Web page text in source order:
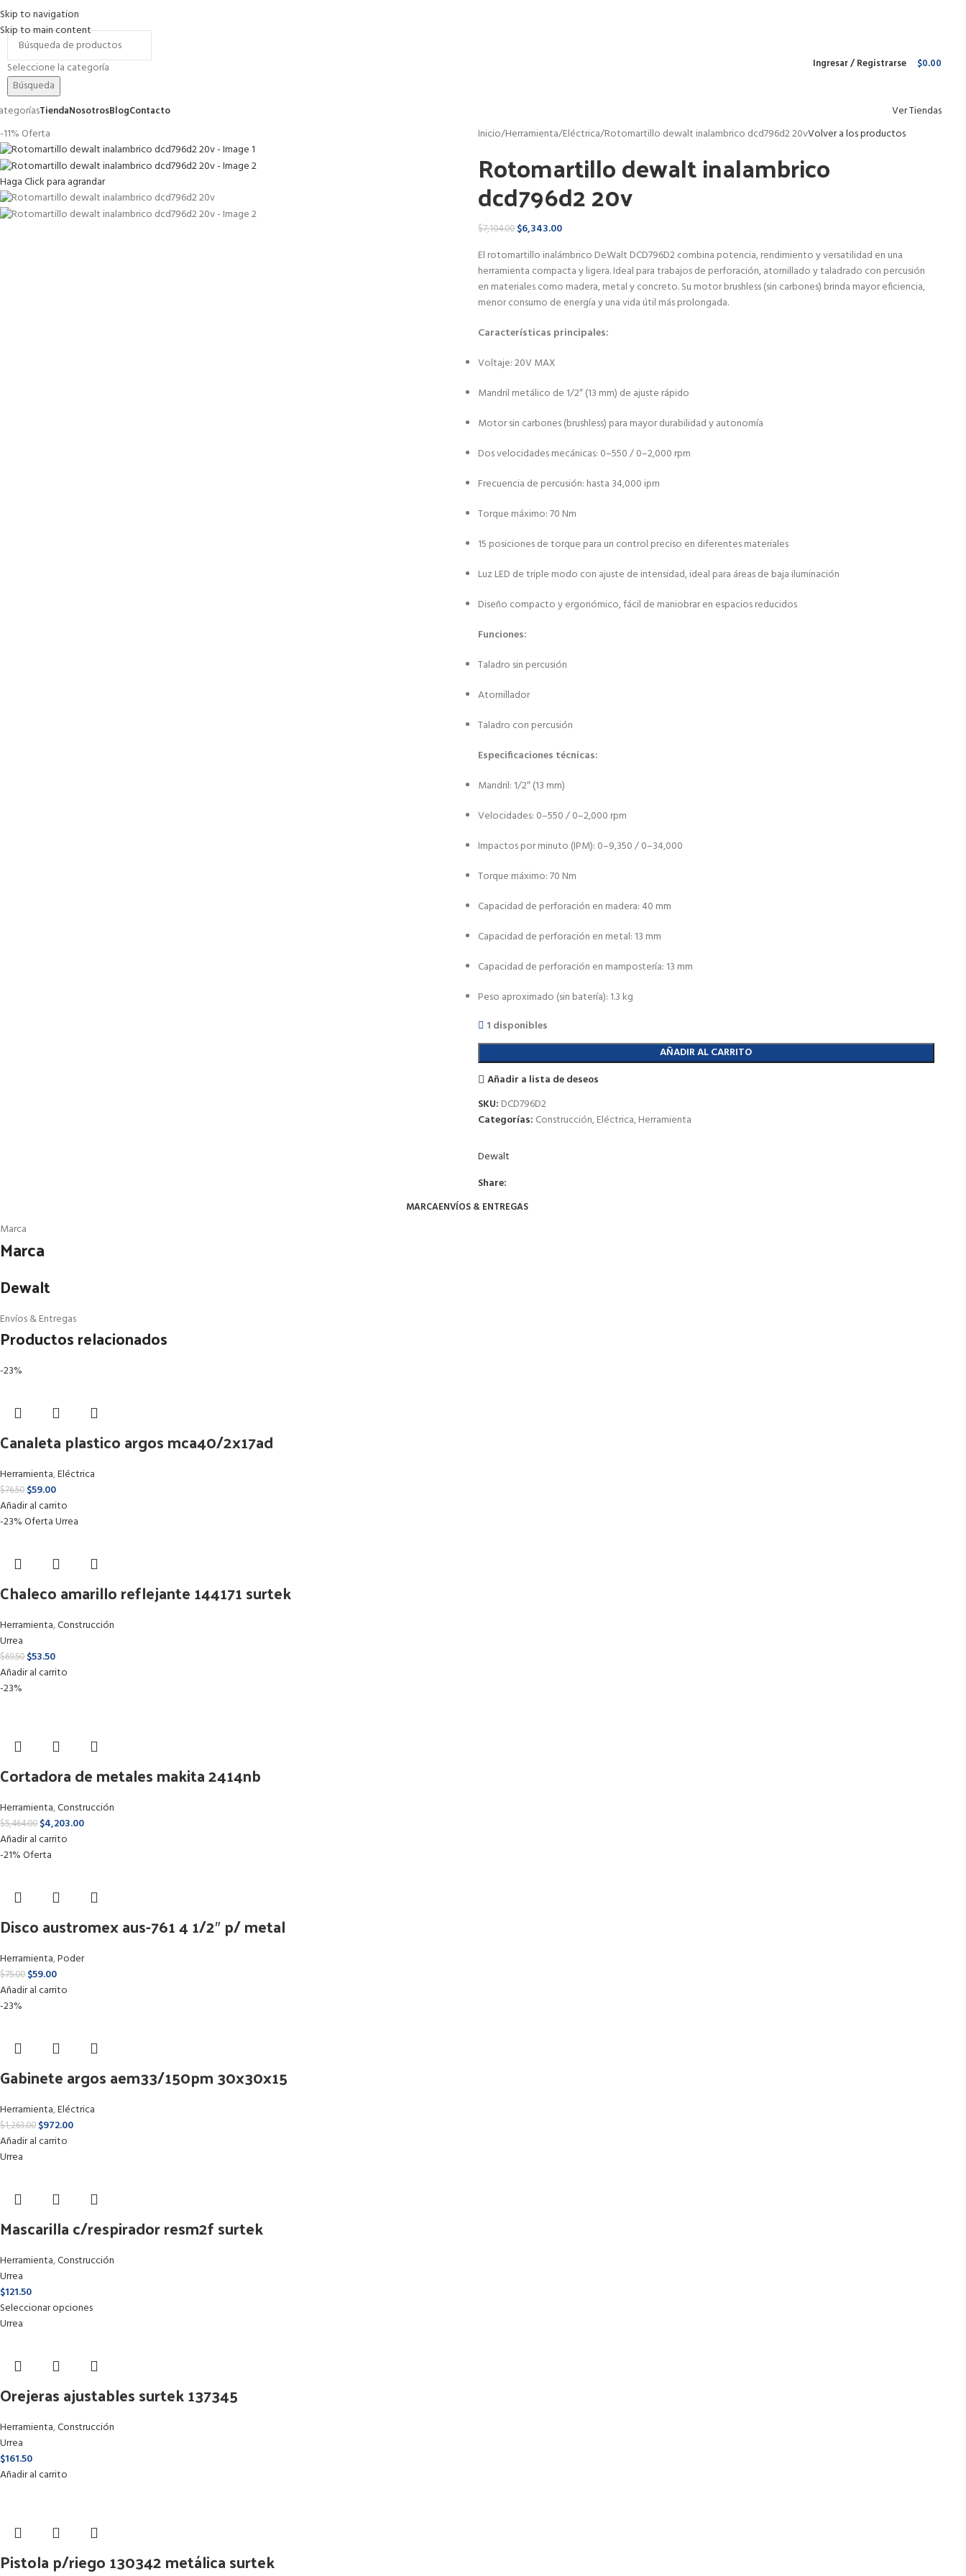
Skip to navigation
Skip to main content
ContactoFAQs
Seleccione la categoría
Búsqueda
Ingresar / Registrarse $0.00
TiendaNosotrosBlogContacto
Ver Tiendas
-11% Oferta
Haga Click para agrandar
Inicio Herramienta Eléctrica Rotomartillo dewalt inalambrico dcd796d2 20vVolver a los productos
Rotomartillo dewalt inalambrico
dcd796d2 20v
$7,104.00 $6,343.00
El rotomartillo inalámbrico DeWalt DCD796D2 combina potencia, rendimiento y versatilidad en una
herramienta compacta y ligera. Ideal para trabajos de perforación, atornillado y taladrado con percusión
en materiales como madera, metal y concreto. Su motor brushless (sin carbones) brinda mayor eficiencia,
menor consumo de energía y una vida útil más prolongada.
Características principales:
Voltaje: 20V MAX
Mandril metálico de 1/2″ (13 mm) de ajuste rápido
Motor sin carbones (brushless) para mayor durabilidad y autonomía
Dos velocidades mecánicas: 0–550 / 0–2,000 rpm
Frecuencia de percusión: hasta 34,000 ipm
Torque máximo: 70 Nm
15 posiciones de torque para un control preciso en diferentes materiales
Luz LED de triple modo con ajuste de intensidad, ideal para áreas de baja iluminación
Diseño compacto y ergonómico, fácil de maniobrar en espacios reducidos
Funciones:
Taladro sin percusión
Atornillador
Taladro con percusión
Especificaciones técnicas:
Mandril: 1/2″ (13 mm)
Velocidades: 0–550 / 0–2,000 rpm
Impactos por minuto (IPM): 0–9,350 / 0–34,000
Torque máximo: 70 Nm
Capacidad de perforación en madera: 40 mm
Capacidad de perforación en metal: 13 mm
Capacidad de perforación en mampostería: 13 mm
Peso aproximado (sin batería): 1.3 kg
1 disponibles
AÑADIR AL CARRITO
Añadir a lista de deseos
SKU: DCD796D2
Categorías: Construcción,Eléctrica,Herramienta
Dewalt
Share:
MARCAENVÍOS & ENTREGAS
Marca
Marca
Dewalt
Envíos & Entregas
Productos relacionados
-23%
Canaleta plastico argos mca40/2x17ad
Herramienta,Eléctrica
$76.50 $59.00
Añadir al carrito
-23%OfertaUrrea
Chaleco amarillo reflejante 144171 surtek
Herramienta,Construcción
Urrea
$69.50 $53.50
Añadir al carrito
-23%
Cortadora de metales makita 2414nb
Herramienta,Construcción
$5,464.00 $4,203.00
Añadir al carrito
-21%Oferta
Disco austromex aus-761 4 1/2″ p/ metal
Herramienta,Poder
$75.00 $59.00
Añadir al carrito
-23%
Gabinete argos aem33/150pm 30x30x15
Herramienta,Eléctrica
$1,263.00 $972.00
Añadir al carrito
Urrea
Mascarilla c/respirador resm2f surtek
Herramienta,Construcción
Urrea
$121.50
Seleccionar opciones
Urrea
Orejeras ajustables surtek 137345
Herramienta,Construcción
Urrea
$161.50
Añadir al carrito
Pistola p/riego 130342 metálica surtek